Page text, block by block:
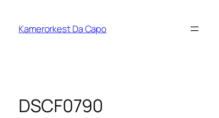
Kamerorkest Da Capo
DSCF0790